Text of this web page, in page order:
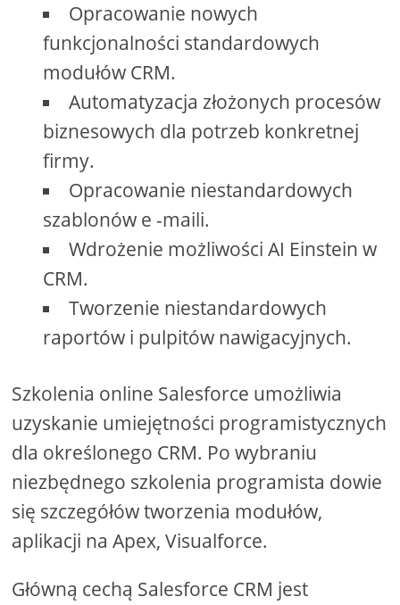
Opracowanie nowych
funkcjonalności standardowych
modułów CRM.
Automatyzacja złożonych procesów
biznesowych dla potrzeb konkretnej
firmy.
Opracowanie niestandardowych
szablonów e -maili.
Wdrożenie możliwości AI Einstein w
CRM.
Tworzenie niestandardowych
raportów i pulpitów nawigacyjnych.
Szkolenia online Salesforce umożliwia
uzyskanie umiejętności programistycznych
dla określonego CRM. Po wybraniu
niezbędnego szkolenia programista dowie
się szczegółów tworzenia modułów,
aplikacji na Apex, Visualforce.
Główną cechą Salesforce CRM jest